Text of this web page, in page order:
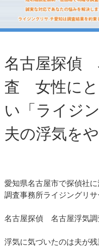
名古屋探偵
査 女性にと
い「ライジ
夫の浮気を
愛知県名古屋市で探偵社
調査事務所ライジングリサ
名古屋探偵 名古屋浮気調
浮気に気づいたのは夫が